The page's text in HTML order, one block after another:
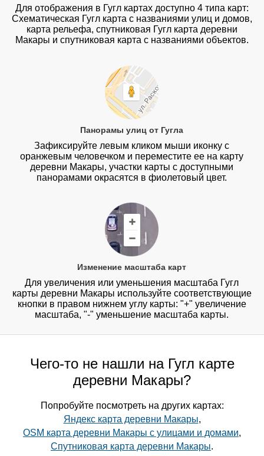
Для отображения в Гугл картах доступно 4 типа карт:
Схематическая Гугл карта с названиями улиц и домов,
карта рельефа, спутниковая Гугл карта деревни
Макары и спутниковая карта с названиями объектов.
Панорамы улиц от Гугла
Зафиксируйте левым кликом мыши иконку с
оранжевым человечком и переместите ее на карту
деревни Макары, участки карты с доступными
панорамами окрасятся в фиолетовый цвет.
Изменение масштаба карт
Для увеличения или уменьшения масштаба Гугл
карты деревни Макары используйте соответствующие
кнопки в правом нижнем углу карты: "+" увеличение
масштаба, "-" уменьшение масштаба карты.
Чего-то не нашли на Гугл карте
деревни Макары?
Попробуйте посмотреть на других картах:
Яндекс карта деревни Макары,
OSM карта деревни Макары с улицами и домами,
Спутниковая карта деревни Макары.